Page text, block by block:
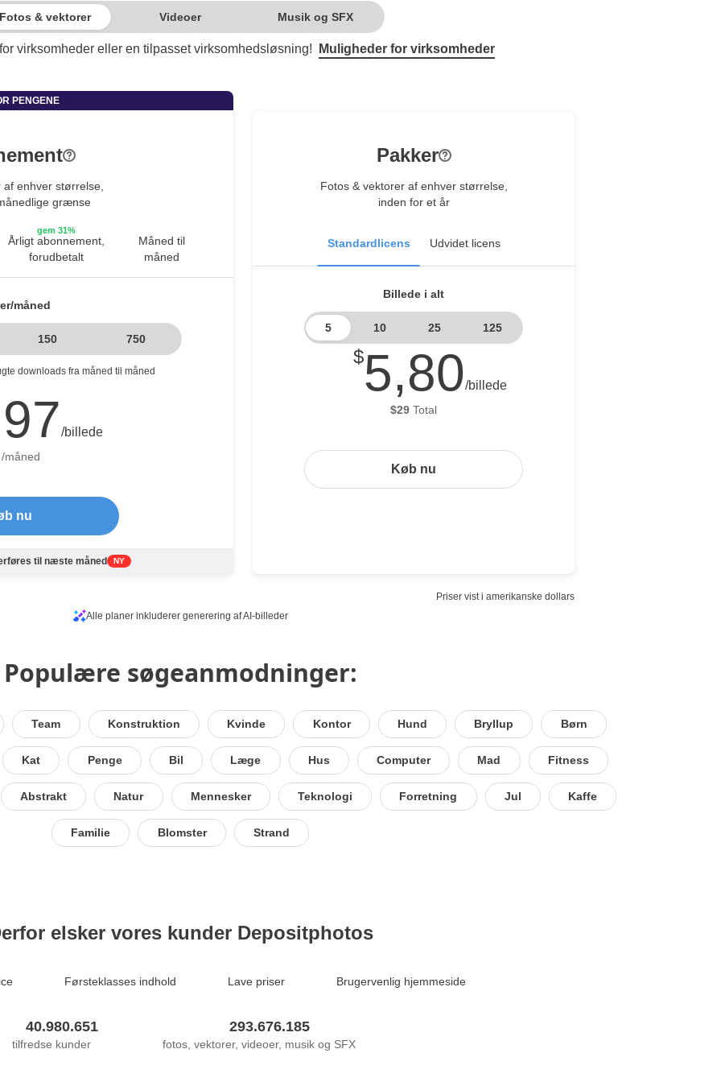
Fotos & vektorer Videoer Musik og SFX
virksomheder eller en tilpasset virksomhedsløsning! Muligheder for virksomheder
enhver størrelse,
grænse
gem 31%
Årligt abonnement,
forudbetalt
Måned til
måned
måned
150 750
downloads fra måned til måned
/billede
/måned
nu
til næste måned NY
Pakker
Fotos & vektorer af enhver størrelse,
inden for et år
Standardlicens Udvidet licens
Billede i alt
5 10 25 125
$5,80/billede
$29 Total
Køb nu
Priser vist i amerikanske dollars
Alle planer inkluderer generering af AI-billeder
Populære søgeanmodninger:
Team Konstruktion Kvinde Kontor Hund Bryllup Børn
Kat Penge Bil Læge Hus Computer Mad Fitness
Abstrakt Natur Mennesker Teknologi Forretning Jul Kaffe
Familie Blomster Strand
elsker vores kunder Depositphotos
Førsteklasses indhold Lave priser Brugervenlig hjemmeside
40.980.651
tilfredse kunder
293.676.185
fotos, vektorer, videoer, musik og SFX